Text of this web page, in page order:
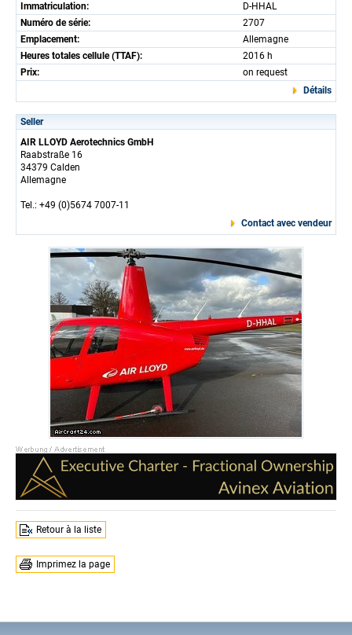
Immatriculation:
D-HHAL
Numéro de série:
2707
Emplacement:
Allemagne
Heures totales cellule (TTAF):
2016 h
Prix:
on request
Détails
Seller
AIR LLOYD Aerotechnics GmbH
Raabstraße 16
34379 Calden
Allemagne
Tel.: +49 (0)5674 7007-11
Contact avec vendeur
Retour à la liste
Imprimez la page